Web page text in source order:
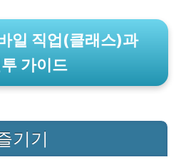
일 직업(클래스)과
가이드
기기